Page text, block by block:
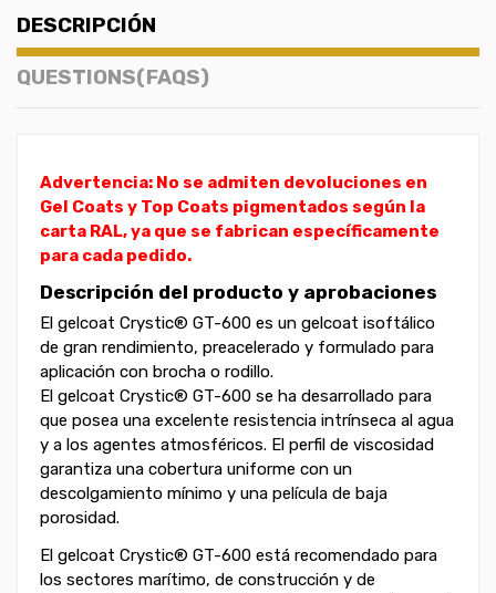
DESCRIPCIÓN
QUESTIONS(FAQS)
Advertencia: No se admiten devoluciones en
Gel Coats y Top Coats pigmentados según la
carta RAL, ya que se fabrican específicamente
para cada pedido.
Descripción del producto y aprobaciones
El gelcoat Crystic® GT-600 es un gelcoat isoftálico
de gran rendimiento, preacelerado y formulado para
aplicación con brocha o rodillo.
El gelcoat Crystic® GT-600 se ha desarrollado para
que posea una excelente resistencia intrínseca al agua
y a los agentes atmosféricos. El perfil de viscosidad
garantiza una cobertura uniforme con un
descolgamiento mínimo y una película de baja
porosidad.
El gelcoat Crystic® GT-600 está recomendado para
los sectores marítimo, de construcción y de